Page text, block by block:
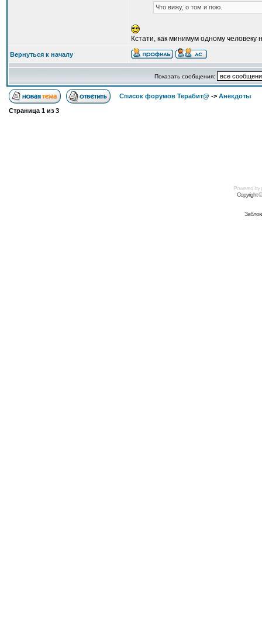
Что вижу, о том и пою.
Кстати, как минимум одному человеку
Вернуться к началу
Показать сообщения:
Список форумов Терабит@ -> Анекдоты
Страница 1 из 3
Powered by
Copyright